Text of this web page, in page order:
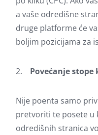
a vaše odredišne
druge platforme će
boljim pozicijama za
2. Povećanje stope
Nije poenta samo
pretvoriti te posete u
odredišnih stranica